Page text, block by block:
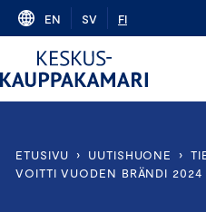
Skip
content
EN SV FI
ETUSIVU › UUTISHUONE ›
VOITTI VUODEN BRÄNDI